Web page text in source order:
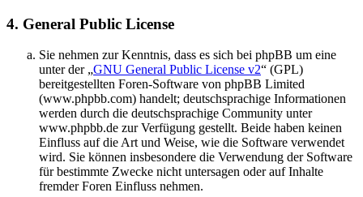
4. General Public License
Sie nehmen zur Kenntnis, dass es sich bei phpBB um eine
unter der „GNU General Public License v2“ (GPL)
bereitgestellten Foren-Software von phpBB Limited
(www.phpbb.com) handelt; deutschsprachige Informationen
werden durch die deutschsprachige Community unter
www.phpbb.de zur Verfügung gestellt. Beide haben keinen
Einfluss auf die Art und Weise, wie die Software verwendet
wird. Sie können insbesondere die Verwendung der Software
für bestimmte Zwecke nicht untersagen oder auf Inhalte
fremder Foren Einfluss nehmen.